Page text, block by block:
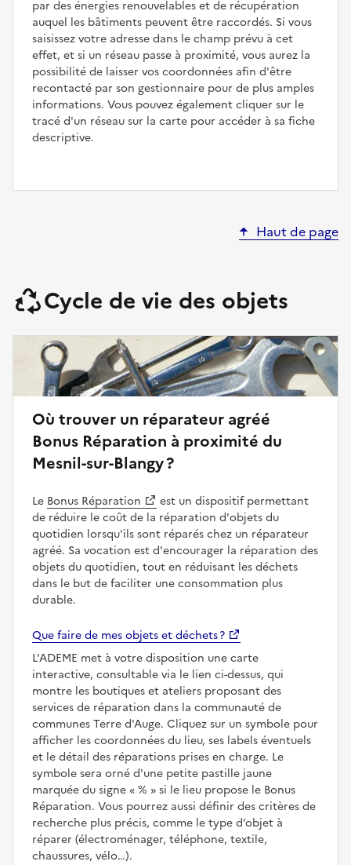
par des énergies renouvelables et de récupération
auquel les bâtiments peuvent être raccordés. Si vous
saisissez votre adresse dans le champ prévu à cet
effet, et si un réseau passe à proximité, vous aurez la
possibilité de laisser vos coordonnées afin d'être
recontacté par son gestionnaire pour de plus amples
informations. Vous pouvez également cliquer sur le
tracé d'un réseau sur la carte pour accéder à sa fiche
descriptive.
Haut de page
Cycle de vie des objets
Où trouver un réparateur agréé
Bonus Réparation à proximité du
Mesnil-sur-Blangy ?
Le Bonus Réparation
est un dispositif permettant
de réduire le coût de la réparation d'objets du
quotidien lorsqu'ils sont réparés chez un réparateur
agréé. Sa vocation est d'encourager la réparation des
objets du quotidien, tout en réduisant les déchets
dans le but de faciliter une consommation plus
durable.
Que faire de mes objets et déchets ?
L'ADEME met à votre disposition une carte
interactive, consultable via le lien ci-dessus, qui
montre les boutiques et ateliers proposant des
services de réparation dans la communauté de
communes Terre d'Auge. Cliquez sur un symbole pour
afficher les coordonnées du lieu, ses labels éventuels
et le détail des réparations prises en charge. Le
symbole sera orné d'une petite pastille jaune
marquée du signe
%
si le lieu propose le Bonus
Réparation. Vous pourrez aussi définir des critères de
recherche plus précis, comme le type d’objet à
réparer (électroménager, téléphone, textile,
chaussures, vélo…).